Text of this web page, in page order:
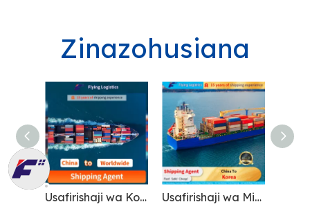
Zinazohusiana
Usafirishaji wa Kontena la Huduma ya Wakala wa Huduma ya Nafuu kwa Wakati Mtaalamu Ulimwenguni Pote Usafirishaji wa Mizigo Kutoka China Hadi Korea kwa Usafirishaji wa Chakula